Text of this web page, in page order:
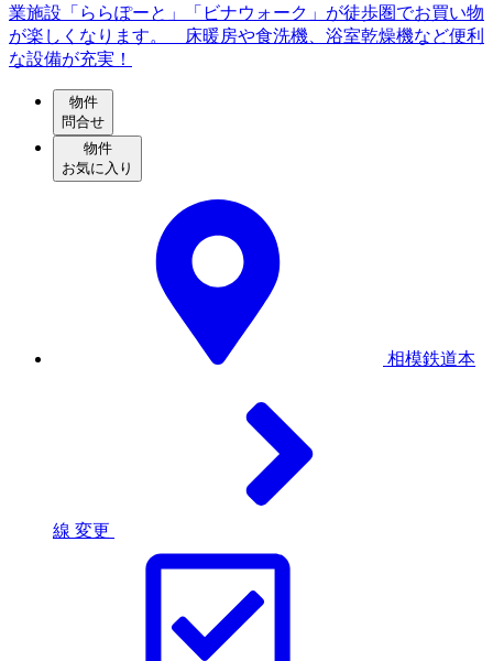
業施設「ららぽーと」「ビナウォーク」が徒歩圏でお買い物
が楽しくなります。 床暖房や食洗機、浴室乾燥機など便利
な設備が充実！
物件
問合せ
物件
お気に入り
相模鉄道本
線 変更